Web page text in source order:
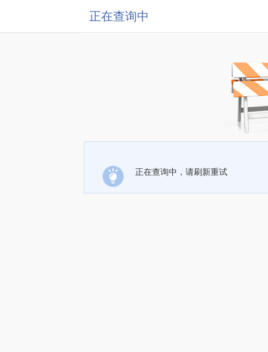
正在查询中
正在查询中，请刷新重试